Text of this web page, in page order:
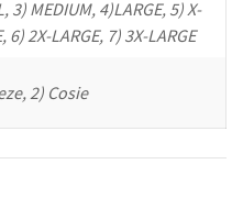
3) MEDIUM, 4)LARGE, 5) X-
6) 2X-LARGE, 7) 3X-LARGE
2) Cosie